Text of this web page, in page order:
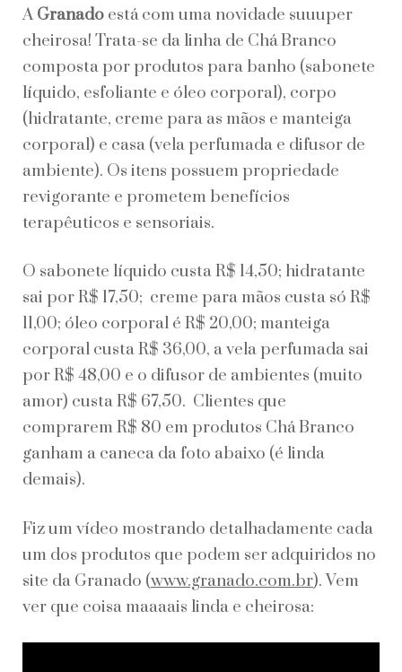
AGranado está com uma novidade suuuper
cheirosa! Trata-se da linha de Chá Branco
composta por produtos para banho (sabonete
líquido, esfoliante e óleo corporal), corpo
(hidratante, creme para as mãos e manteiga
corporal) e casa (vela perfumada e difusor de
ambiente). Os itens possuem propriedade
revigorante e prometem benefícios
terapêuticos e sensoriais.
O sabonete líquido custa R$ 14,50; hidratante
sai por R$ 17,50; creme para mãos custa só R$
11,00; óleo corporal é R$ 20,00; manteiga
corporal custa R$ 36,00, a vela perfumada sai
por R$ 48,00 e o difusor de ambientes (muito
amor) custa R$ 67,50. Clientes que
comprarem R$ 80 em produtos Chá Branco
ganham a caneca da foto abaixo (é linda
demais).
Fiz um vídeo mostrando detalhadamente cada
um dos produtos que podem ser adquiridos no
site da Granado (www.granado.com.br). Vem
ver que coisa maaaais linda e cheirosa: